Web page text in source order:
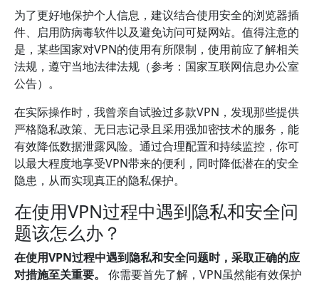
为了更好地保护个人信息，建议结合使用安全的浏览器插
件、启用防病毒软件以及避免访问可疑网站。值得注意的
是，某些国家对VPN的使用有所限制，使用前应了解相关
法规，遵守当地法律法规（参考：国家互联网信息办公室
公告）。
在实际操作时，我曾亲自试验过多款VPN，发现那些提供
严格隐私政策、无日志记录且采用强加密技术的服务，能
有效降低数据泄露风险。通过合理配置和持续监控，你可
以最大程度地享受VPN带来的便利，同时降低潜在的安全
隐患，从而实现真正的隐私保护。
在使用VPN过程中遇到隐私和安全问
题该怎么办？
在使用VPN过程中遇到隐私和安全问题时，采取正确的应
对措施至关重要。
你需要首先了解，VPN虽然能有效保护